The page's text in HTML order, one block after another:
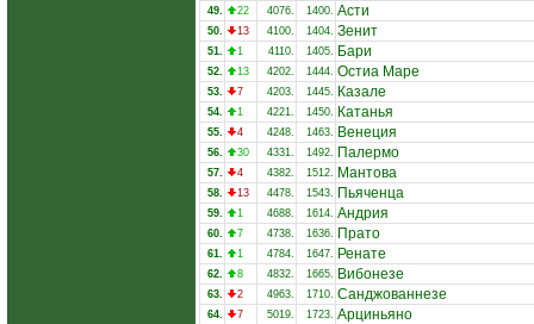
49. 22 4076. 1400. Асти
50. 13 4100. 1404. Зенит
51. 1 4110. 1405. Бари
52. 13 4202. 1444. Остиа Маре
53. 7 4203. 1445. Казале
54. 1 4221. 1450. Катанья
55. 4 4248. 1463. Венеция
56. 30 4331. 1492. Палермо
57. 4 4382. 1512. Мантова
58. 13 4478. 1543. Пьяченца
59. 1 4688. 1614. Андрия
60. 7 4738. 1636. Прато
61. 1 4784. 1647. Ренате
62. 8 4832. 1665. Вибонезе
63. 2 4963. 1710. Санджованнезе
64. 7 5019. 1723. Арциньяно